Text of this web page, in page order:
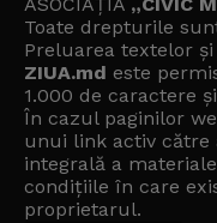
ASOCIAȚIA „CIVIC
Toate drepturile
Preluarea textelor
ZIUA.md este
1.000 de caractere
În cazul paginilor
unui link activ către
integrală a
condițiile în care
proprietarul.